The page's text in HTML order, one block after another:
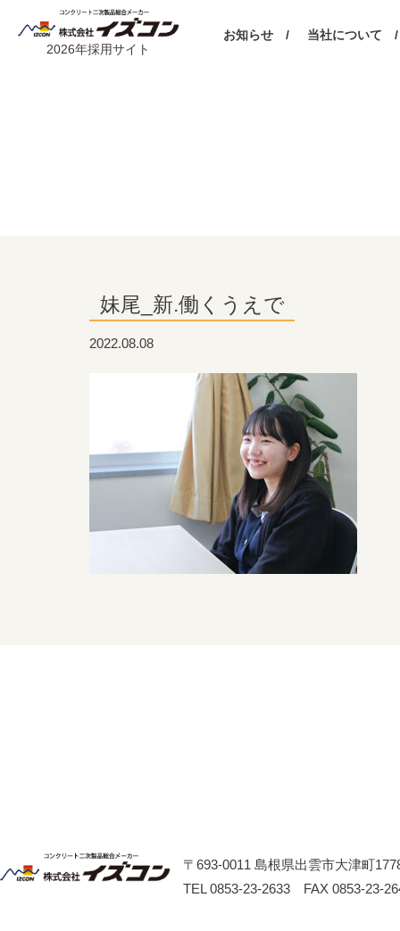
2026年採用サイト
お知らせ / 当社について /
妹尾_新.働くうえで
2022.08.08
〒693-0011 島根県出雲市大津町
TEL 0853-23-2633 FAX 0853-23-